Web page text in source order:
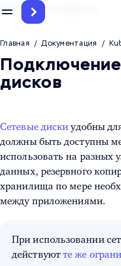
Облачные сервисы
Главная / Документация /
дисков
Сетевые диски удобны
должны быть доступны
использовать на разных
данных, резервного
хранилища по мере
между приложениями.
При использовании
действуют те же